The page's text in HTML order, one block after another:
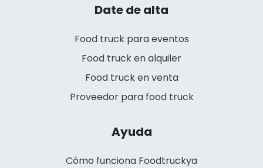
Date de alta
Food truck para eventos
Food truck en alquiler
Food truck en venta
Proveedor para food truck
Ayuda
Cómo funciona Foodtruckya